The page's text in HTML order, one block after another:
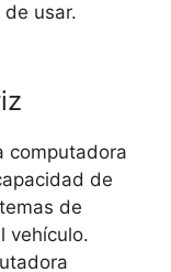
usar.
computadora
de
de
vehículo.